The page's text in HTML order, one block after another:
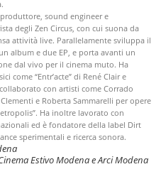
sound engineer e
degli Zen Circus, con cui suona da
attività live. Parallelamente sviluppa il
album e due EP, e porta avanti un
dal vivo per il cinema muto. Ha
come “Entr’acte” di René Clair e
con artisti come Corrado
e Roberta Sammarelli per opere
Ha inoltre lavorato con
ed è fondatore della label Dirt
sperimentali e ricerca sonora.
Estivo Modena e Arci Modena